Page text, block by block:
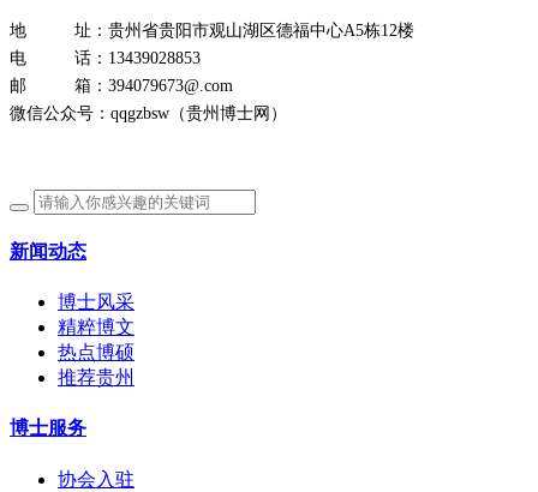
地 址：贵州省贵阳市观山湖区德福中心A5栋12楼
电 话：13439028853
邮 箱：394079673@.com
微信公众号：qqgzbsw（贵州博士网）
新闻动态
博士风采
精粹博文
热点博硕
推荐贵州
博士服务
协会入驻